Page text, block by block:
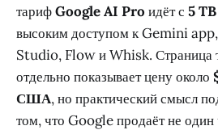
тарифGoogle AI Pro идёт с 5 TB
высоким доступом к Gemini
Studio, Flow и Whisk. Страница
отдельно показывает цену около
США, но практический смысл
том, что Google продаёт не один